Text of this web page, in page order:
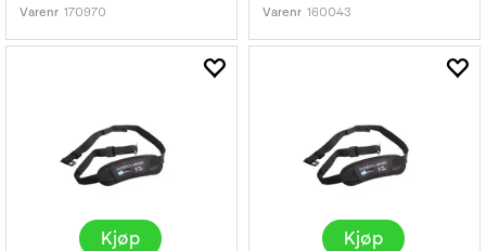
Varenr 170970 Varenr 160043
Kjøp Kjøp